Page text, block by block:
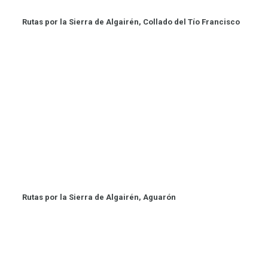
Rutas por la Sierra de Algairén, Collado del Tío Francisco
Rutas por la Sierra de Algairén, Aguarón